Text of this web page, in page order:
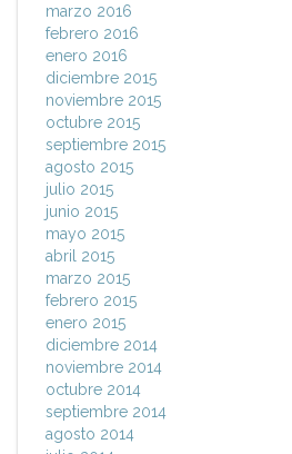
marzo 2016
febrero 2016
enero 2016
diciembre 2015
noviembre 2015
octubre 2015
septiembre 2015
agosto 2015
julio 2015
junio 2015
mayo 2015
abril 2015
marzo 2015
febrero 2015
enero 2015
diciembre 2014
noviembre 2014
octubre 2014
septiembre 2014
agosto 2014